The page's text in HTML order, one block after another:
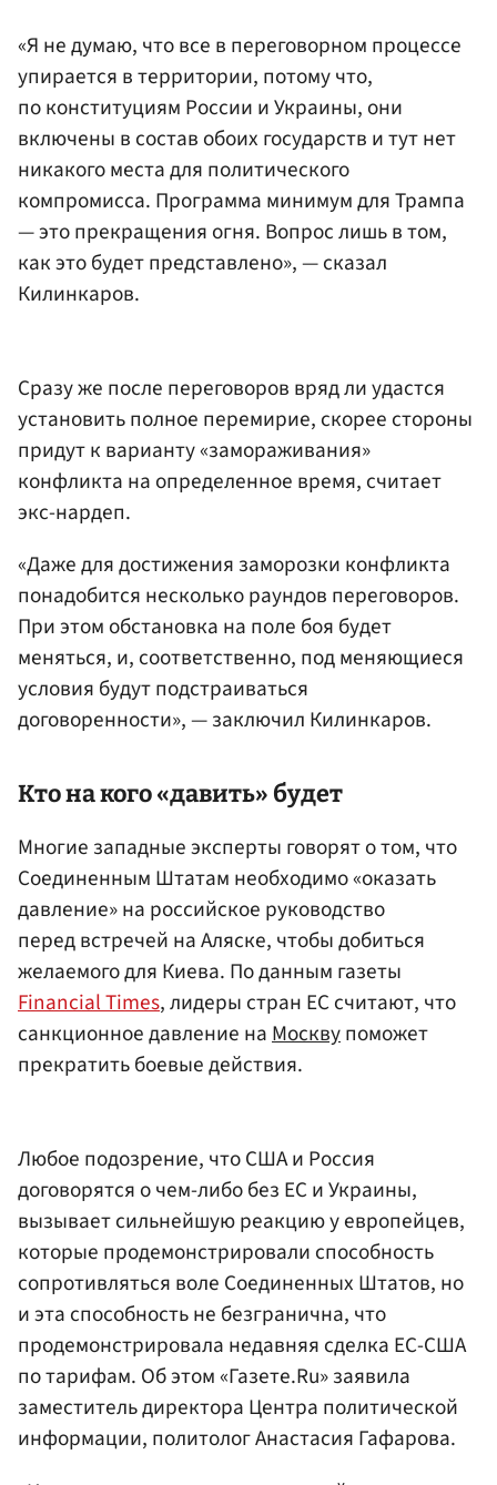
«Я не думаю, что все в переговорном процессе
упирается в территории, потому что,
по конституциям России и Украины, они
включены в состав обоих государств и тут нет
никакого места для политического
компромисса. Программа минимум для Трампа
— это прекращения огня. Вопрос лишь в том,
как это будет представлено», — сказал
Килинкаров.
Сразу же после переговоров вряд ли удастся
установить полное перемирие, скорее стороны
придут к варианту «замораживания»
конфликта на определенное время, считает
экс-нардеп.
«Даже для достижения заморозки конфликта
понадобится несколько раундов переговоров.
При этом обстановка на поле боя будет
меняться, и, соответственно, под меняющиеся
условия будут подстраиваться
договоренности», — заключил Килинкаров.
Кто на кого «давить» будет
Многие западные эксперты говорят о том, что
Соединенным Штатам необходимо «оказать
давление» на российское руководство
перед встречей на Аляске, чтобы добиться
желаемого для Киева. По данным газеты
Financial Times, лидеры стран ЕС считают, что
санкционное давление наМосквупоможет
прекратить боевые действия.
Любое подозрение, что США и Россия
договорятся о чем-либо без ЕС и Украины,
вызывает сильнейшую реакцию у европейцев,
которые продемонстрировали способность
сопротивляться воле Соединенных Штатов, но
и эта способность не безгранична, что
продемонстрировала недавняя сделка ЕС-США
по тарифам. Об этом «Газете.Ru» заявила
заместитель директора Центра политической
информации, политолог Анастасия Гафарова.